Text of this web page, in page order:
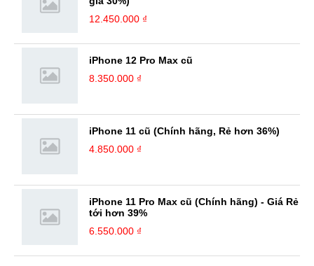
12.450.000 ₫
iPhone 12 Pro Max cũ
8.350.000 ₫
iPhone 11 cũ (Chính hãng, Rẻ hơn 36%)
4.850.000 ₫
iPhone 11 Pro Max cũ (Chính hãng) - Giá Rẻ
tới hơn 39%
6.550.000 ₫